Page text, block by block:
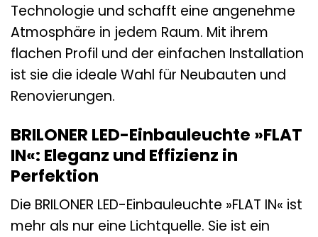
Technologie und schafft eine angenehme
Atmosphäre in jedem Raum. Mit ihrem
flachen Profil und der einfachen Installation
ist sie die ideale Wahl für Neubauten und
Renovierungen.
BRILONER LED-Einbauleuchte »FLAT
IN«: Eleganz und Effizienz in
Perfektion
Die BRILONER LED-Einbauleuchte »FLAT IN« ist
mehr als nur eine Lichtquelle. Sie ist ein